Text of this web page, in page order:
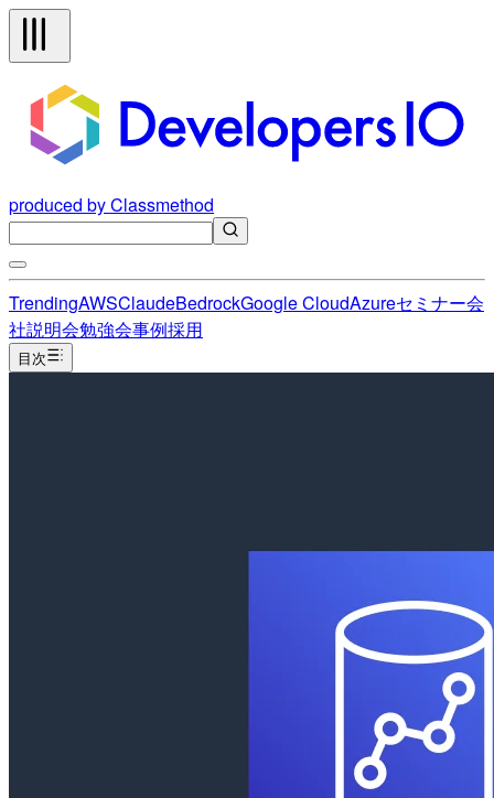
produced by Classmethod
TrendingAWSClaudeBedrockGoogle CloudAzureセミナー会
社説明会勉強会事例採用
目次